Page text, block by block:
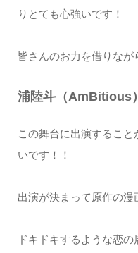
りとても心強いです！
皆さんのお力を借りなが
浦陸斗（AmBitious）
この舞台に出演するこ
いです！！
出演が決まって原作の漫
ドキドキするような恋